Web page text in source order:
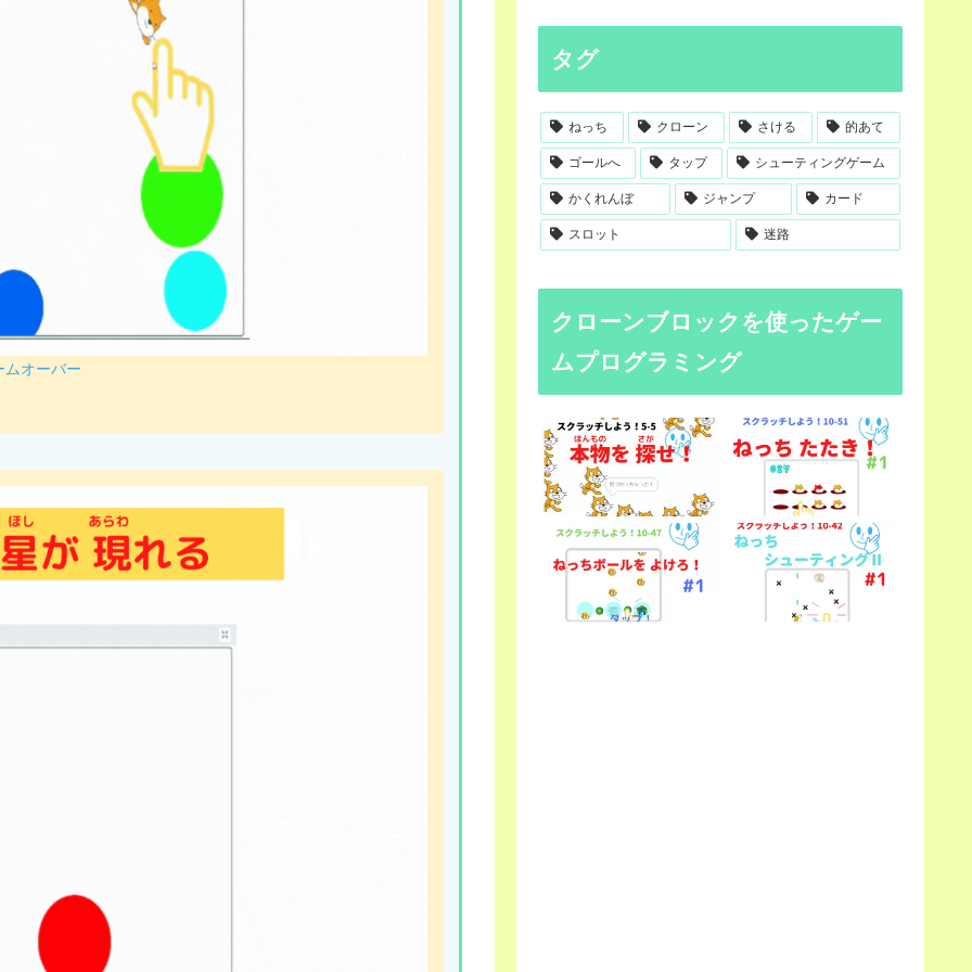
ムオーバー
タグ
ねっち クローン さける 的あて
ゴールへ タップ シューティングゲーム
かくれんぼ ジャンプ カード
スロット 迷路
クローンブロックを使ったゲー
ムプログラミング